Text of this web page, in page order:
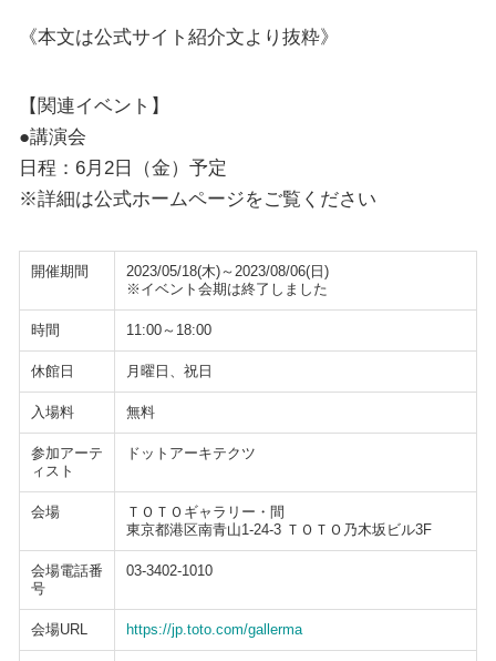
《本文は公式サイト紹介文より抜粋》
【関連イベント】
●講演会
日程：6月2日（金）予定
※詳細は公式ホームページをご覧ください
開催期間
2023/05/18(木)～2023/08/06(日)
※イベント会期は終了しました
時間 11:00～18:00
休館日 月曜日、祝日
入場料 無料
参加アーテ
ィスト
ドットアーキテクツ
会場
ＴＯＴＯギャラリー・間
東京都港区南青山1-24-3 ＴＯＴＯ乃木坂ビル3F
会場電話番
号
03-3402-1010
会場URL https://jp.toto.com/gallerma